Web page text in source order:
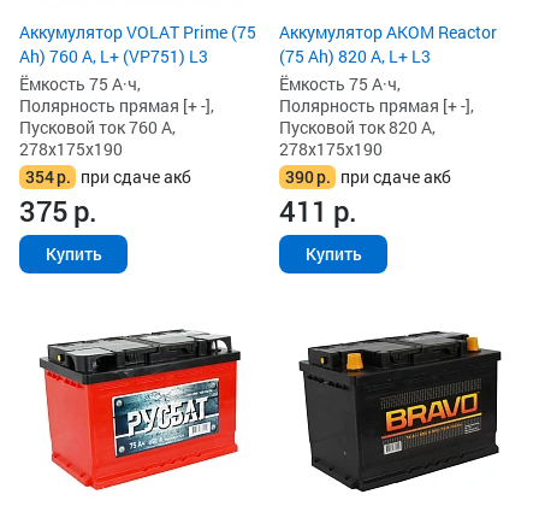
Аккумулятор VOLAT Prime (75
Ah) 760 А, L+ (VP751) L3
Ёмкость 75 А·ч,
Полярность прямая [+ -],
Пусковой ток 760 А,
278x175x190
354р. при сдаче акб
375р.
Купить
Аккумулятор AKOM Reactor
(75 Ah) 820 А, L+ L3
Ёмкость 75 А·ч,
Полярность прямая [+ -],
Пусковой ток 820 А,
278x175x190
390р. при сдаче акб
411 р.
Купить